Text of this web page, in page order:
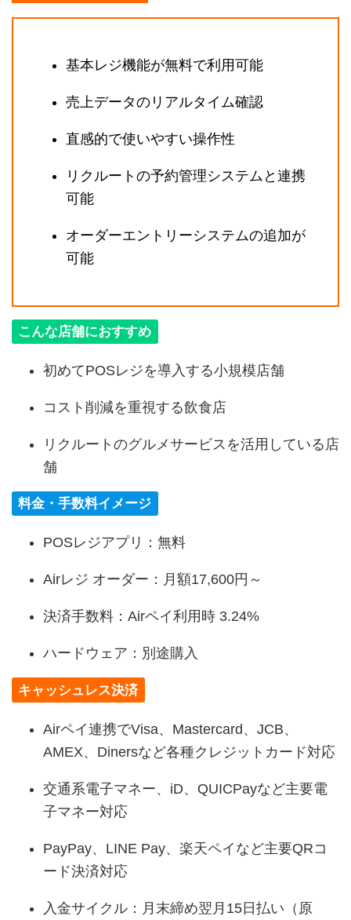
基本レジ機能が無料で利用可能
売上データのリアルタイム確認
直感的で使いやすい操作性
リクルートの予約管理システムと連携
可能
オーダーエントリーシステムの追加が
可能
こんな店舗におすすめ
初めてPOSレジを導入する小規模店舗
コスト削減を重視する飲食店
リクルートのグルメサービスを活用している店
舗
料金・手数料イメージ
POSレジアプリ：無料
Airレジ オーダー：月額17,600円～
決済手数料：Airペイ利用時 3.24%
ハードウェア：別途購入
キャッシュレス決済
Airペイ連携でVisa、Mastercard、JCB、
AMEX、Dinersなど各種クレジットカード対応
交通系電子マネー、iD、QUICPayなど主要電
子マネー対応
PayPay、LINE Pay、楽天ペイなど主要QRコ
ード決済対応
入金サイクル：月末締め翌月15日払い（原